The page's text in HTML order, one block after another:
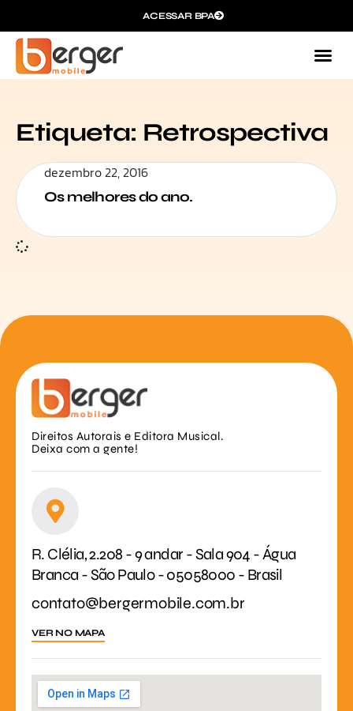
ACESSAR BPA
Etiqueta: Retrospectiva
dezembro 22, 2016
Os melhores do ano.
Direitos Autorais e Editora Musical.
Deixa com a gente!
R. Clélia, 2.208 - 9 andar - Sala 904 - Água
Branca - São Paulo - 05058000 - Brasil
contato@bergermobile.com.br
VER NO MAPA